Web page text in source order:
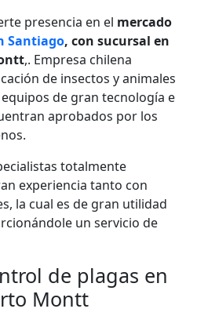
presencia en el mercado
Santiago, con sucursal en
,. Empresa chilena
de insectos y animales
de gran tecnología e
aprobados por los
totalmente
experiencia tanto con
la cual es de gran utilidad
un servicio de
de plagas en
Montt